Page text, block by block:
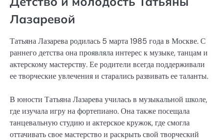
Лазаревой
Татьяна Лазарева родилась 5 марта 1985 года в Москве. С
раннего детства она проявляла интерес к музыке, танцам и
актерскому мастерству. Ее родители всегда поддерживали
ее творческие увлечения и старались развивать ее таланты.
В юности Татьяна Лазарева училась в музыкальной школе,
где изучала игру на фортепиано. Она также посещала
танцевальную студию и актерское кружок, где смогла
оттачивать свое мастерство и раскрыть свой творческий